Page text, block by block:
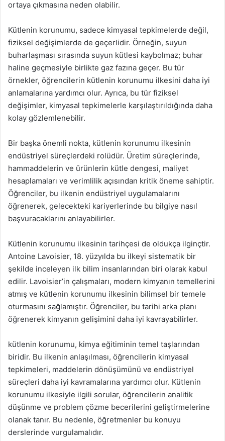
ortaya çıkmasına neden olabilir.
Kütlenin korunumu, sadece kimyasal tepkimelerde değil,
fiziksel değişimlerde de geçerlidir. Örneğin, suyun
buharlaşması sırasında suyun kütlesi kaybolmaz; buhar
haline geçmesiyle birlikte gaz fazına geçer. Bu tür
örnekler, öğrencilerin kütlenin korunumu ilkesini daha iyi
anlamalarına yardımcı olur. Ayrıca, bu tür fiziksel
değişimler, kimyasal tepkimelerle karşılaştırıldığında daha
kolay gözlemlenebilir.
Bir başka önemli nokta, kütlenin korunumu ilkesinin
endüstriyel süreçlerdeki rolüdür. Üretim süreçlerinde,
hammaddelerin ve ürünlerin kütle dengesi, maliyet
hesaplamaları ve verimlilik açısından kritik öneme sahiptir.
Öğrenciler, bu ilkenin endüstriyel uygulamalarını
öğrenerek, gelecekteki kariyerlerinde bu bilgiye nasıl
başvuracaklarını anlayabilirler.
Kütlenin korunumu ilkesinin tarihçesi de oldukça ilginçtir.
Antoine Lavoisier, 18. yüzyılda bu ilkeyi sistematik bir
şekilde inceleyen ilk bilim insanlarından biri olarak kabul
edilir. Lavoisier’in çalışmaları, modern kimyanın temellerini
atmış ve kütlenin korunumu ilkesinin bilimsel bir temele
oturmasını sağlamıştır. Öğrenciler, bu tarihi arka planı
öğrenerek kimyanın gelişimini daha iyi kavrayabilirler.
kütlenin korunumu, kimya eğitiminin temel taşlarından
biridir. Bu ilkenin anlaşılması, öğrencilerin kimyasal
tepkimeleri, maddelerin dönüşümünü ve endüstriyel
süreçleri daha iyi kavramalarına yardımcı olur. Kütlenin
korunumu ilkesiyle ilgili sorular, öğrencilerin analitik
düşünme ve problem çözme becerilerini geliştirmelerine
olanak tanır. Bu nedenle, öğretmenler bu konuyu
derslerinde vurgulamalıdır.